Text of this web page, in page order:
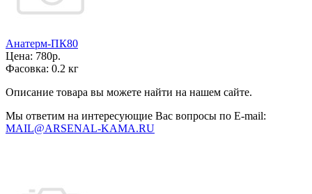
Анатерм-ПК80
Цена: 780р.
Фасовка: 0.2 кг
Описание товара вы можете найти на нашем сайте.
Мы ответим на интересующие Вас вопросы по E-mail:
MAIL@ARSENAL-KAMA.RU